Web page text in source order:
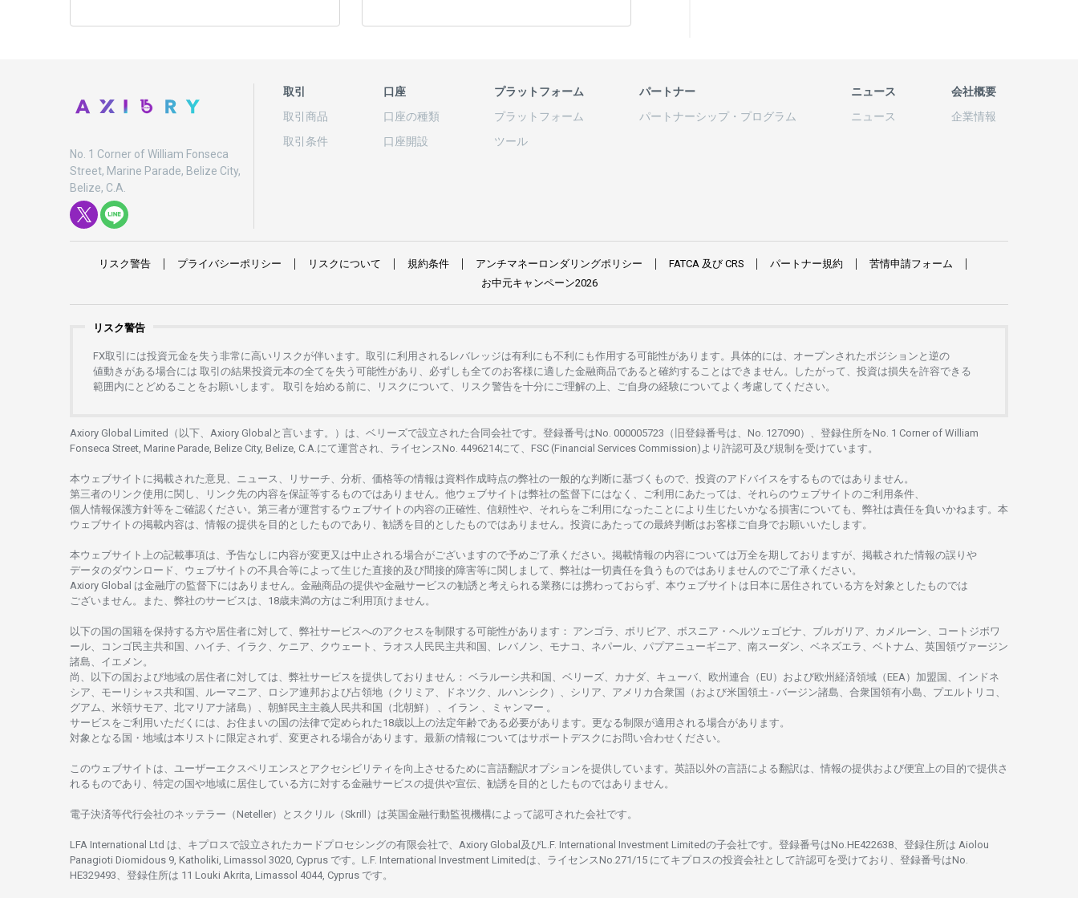
No. 1 Corner of William Fonseca
Street, Marine Parade, Belize City,
Belize, C.A.
取引
取引商品
取引条件
口座
口座の種類
口座開設
プラットフォーム
プラットフォーム
ツール
パートナー
パートナーシップ・ プログラム
ニュース
ニュース
会社概要
企業情報
リスク警告 プライバシーポリシー リスクについて 規約条件 アンチマネーロンダリングポリシー FATCA 及び CRS パートナー規約 苦情申請フォーム
お中元キャンペーン2026
リスク警告
FX取引には投資元金を失う 非常に高い リスクが伴います。 取引に利用さ れる レバレッジは有利にも不利にも作用する可能性があります。 具体的には、 オープンさ れた ポジションと 逆の
値動きがある場合には 取引の結果投資元本の全てを失う 可能性があり、 必ずしも全てのお客様に適した金融商品であると 確約することはできません。したがって、 投資は損失を許容できる
範囲内にとどめることをお願いします 。 取引を始める前に、リスクについて、 リスク警告を十分に ご理解の 上、 ご自身の経験について よく 考慮してください。
Axiory Global Limited（以下、Axiory Globalと言います。）は、 ベリーズで設立さ れた合同会社です。 登録番号はNo. 000005723（旧登録番号は、No. 127090）、 登録住所をNo. 1 Corner of William
Fonseca Street, Marine Parade, Belize City, Belize, C.A.にて運営さ れ、 ライセンスNo. 4496214にて、FSC (Financial Services Commission)より 許認可及び規制を受けています。
本ウェブサイトに掲載さ れた意見、ニュース、リサーチ、分析、 価格等の情報は資料作成時点の弊社の一般的な判断に基づくもので、 投資のアドバイスをするものではありません。
第三者の リンク使用に関し、 リンク先の内容を保証等するものではありません。 他ウェブサイトは弊社の監督下にはな く、 ご利用に あたっては、 それらのウェブサイトの ご利用条件、
個人情報保護方針等を ご確認ください。 第三者が運営するウェブサイトの内容の正確性、信頼性や、それらをご利用になったことにより 生じたいかなる損害についても、 弊社は責任を負いかね ます。 本
ウェブサイトの掲載内容は、 情報の提供を 目的としたものであり、 勧誘を 目的としたものではありません。 投資に あたっての最終判断はお客様ご自身でお願いいたします。
本ウェブサイト 上の記載事項は、 予告なしに 内容が変更又は中止さ れる場合がございますので予めご了承ください。 掲載情報の内容については万全を期しておりますが、 掲載さ れた情報の誤りや
データのダウンロード、 ウェブサイトの不具合等に よって生じた 直接的及び間接的障害等に関し まして、 弊社は一切責任を負うものではありませんのでご了承ください。
Axiory Global は金融庁の監督下にはありません。 金融商品の提供や金融サービスの勧誘と 考えられる業務には携わっておらず、 本ウェブサイトは 日本に 居住さ れている方を対象としたものでは
ございません。
また、 弊社のサービスは、18歳未満の方は ご利用頂けません 。
以下の国の国籍を保持する方や居住者に対して、 弊社サービスへのアクセスを制限する可能性があります ： アンゴラ、ボリビア、 ボスニア ・ ヘルツェゴビナ、ブルガリア、カメルーン、コートジボワ
ール、
コンゴ民主共和国、ハイチ、イラク、ケニア、クウェート、 ラオス 人民民主共和国、レバノン、モナコ、ネパール、パプアニューギニア、 南スーダン、ベネズエラ、ベトナム、 英国領ヴァージン
諸島、 イエメン。
尚、 以下の国および地域の居住者に対しては、 弊社サービスを提供しておりません ： ベラルーシ共和国、ベリーズ、カナダ、キューバ、 欧州連合 （EU） および欧州経済領域 （EEA）加盟国、インドネ
シア、 モーリシャス共和国、ルーマニア、 ロシア連邦および占領地 （クリミア、ドネツク、ルハンシク）、シリア、 アメリカ合衆国 （および米国領土 - バージン諸島、合衆国領有小島、プエルトリコ、
グアム、 米領サモア、 北マリアナ諸島）、 朝鮮民主主義人民共和国 （北朝鮮） 、イラン 、ミャンマー 。
サービスを ご利用いただくには、お住まいの国の法律で定められた 18歳以上の法定年齢である必要があります。 更なる制限が適用さ れる場合があります。
対象となる国 ・ 地域は本 リストに限定さ れず、 変更さ れる場合があります。 最新の情報についてはサポートデスクに お問い合わせくださ い。
このウェブサイトは、 ユーザーエクスペリエンスと アクセシビリティを向上さ せるために言語翻訳オプションを提供しています。 英語以外の言語に よる翻訳は、 情報の提供および便宜上の目的で提供さ
れるものであり、 特定の国や地域に 居住している方に対する金融サービスの提供や宣伝、 勧誘を 目的としたものではありません。
電子決済等代行会社のネッテラー （Neteller）と スクリル （Skrill）は英国金融行動監視機構に よって認可さ れた会社です。
LFA International Ltd は、 キプロスで設立さ れた カードプロセシングの有限会社で、Axiory Global及びL.F. International Investment Limitedの子会社です。 登録番号はNo.HE422638、 登録住所は Aiolou
Panagioti Diomidous 9, Katholiki, Limassol 3020, Cyprus です。L.F. International Investment Limitedは、 ライセンスNo.271/15 にてキプロスの投資会社として許認可を受けており、 登録番号はNo.
HE329493、 登録住所は 11 Louki Akrita, Limassol 4044, Cyprus です。